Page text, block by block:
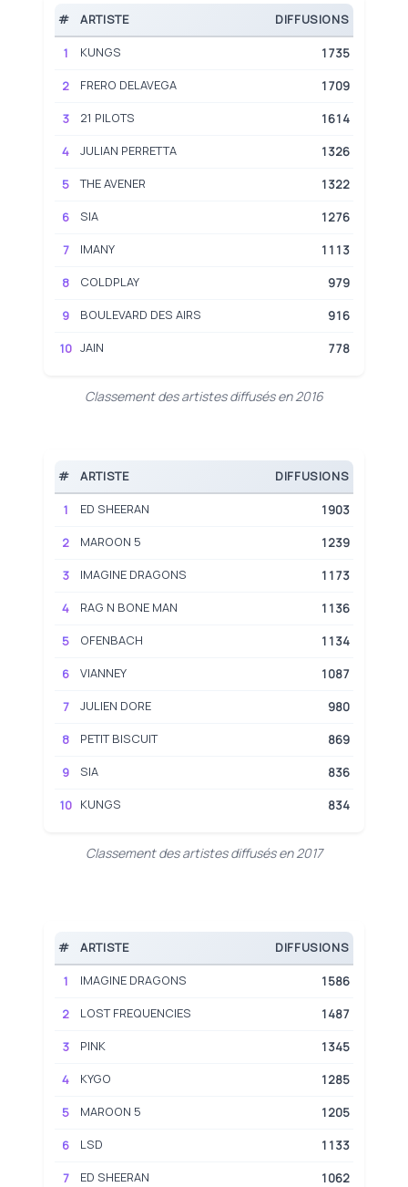
# ARTISTE DIFFUSIONS
1 KUNGS
1735
2
FRERO DELAVEGA
1709
3
21 PILOTS
1614
4
JULIAN PERRETTA
1326
5
THE AVENER
1322
6
SIA
1276
7
IMANY
1113
8
COLDPLAY
979
9
BOULEVARD DES AIRS
916
10 JAIN 778
Classement des artistes diffusés en 2016
# ARTISTE DIFFUSIONS
1 ED SHEERAN
1903
2
MAROON 5
1239
3
IMAGINE DRAGONS
1173
4
RAG N BONE MAN
1136
5
OFENBACH
1134
6
VIANNEY
1087
7
JULIEN DORE
980
8
PETIT BISCUIT
869
9
SIA
836
10 KUNGS 834
Classement des artistes diffusés en 2017
# ARTISTE DIFFUSIONS
1 IMAGINE DRAGONS
1586
2
LOST FREQUENCIES
1487
3
PINK
1345
4
KYGO
1285
5
MAROON 5
1205
6
LSD
1133
7
ED SHEERAN
1062